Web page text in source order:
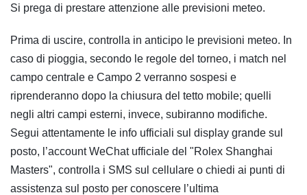
Si prega di prestare attenzione alle previsioni meteo.
Prima di uscire, controlla in anticipo le previsioni meteo. In
caso di pioggia, secondo le regole del torneo, i match nel
campo centrale e Campo 2 verranno sospesi e
riprenderanno dopo la chiusura del tetto mobile; quelli
negli altri campi esterni, invece, subiranno modifiche.
Segui attentamente le info ufficiali sul display grande sul
posto, l’account WeChat ufficiale del "Rolex Shanghai
Masters", controlla i SMS sul cellulare o chiedi ai punti di
assistenza sul posto per conoscere l’ultima